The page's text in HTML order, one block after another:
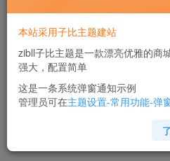
本站采用子比主题建站
zibll子比主题是一款漂亮优雅的商
强大，配置简单
这是一条系统弹窗通知示例
管理员可在主题设置-常用功能-弹